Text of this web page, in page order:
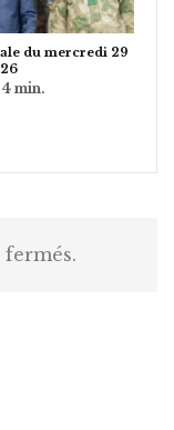
du mercredi 29